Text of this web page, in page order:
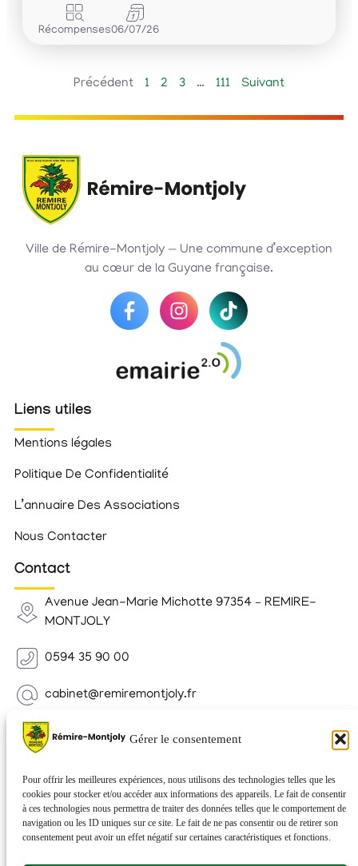
Gérer le consentement
Pour offrir les meilleures expériences, nous utilisons des technologies telles que les
cookies pour stocker et/ou accéder aux informations des appareils. Le fait de consentir
à ces technologies nous permettra de traiter des données telles que le comportement de
navigation ou les ID uniques sur ce site. Le fait de ne pas consentir ou de retirer son
consentement peut avoir un effet négatif sur certaines caractéristiques et fonctions.
Récompenses06/07/26
Précédent 1 2 3 … 111 Suivant
Ville de Rémire-Montjoly — Une commune d’exception
au cœur de la Guyane française.
Liens utiles
Mentions légales
Politique De Confidentialité
L’annuaire Des Associations
Nous Contacter
Contact
Avenue Jean-Marie Michotte 97354 – REMIRE-
MONTJOLY
0594 35 90 00
cabinet@remiremontjoly.fr
Newsletter
nouvelles de votre commune.